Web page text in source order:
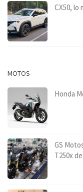
CX50, lo
MOTOS
Honda
GS
T250x